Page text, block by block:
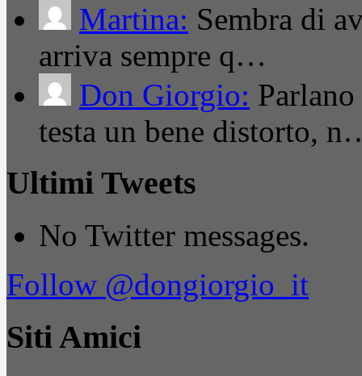
Martina: Sembra di
arriva sempre q…
Don Giorgio:
testa un bene distorto,
Ultimi Tweets
No Twitter messages.
Follow @dongiorgio_it
Siti Amici